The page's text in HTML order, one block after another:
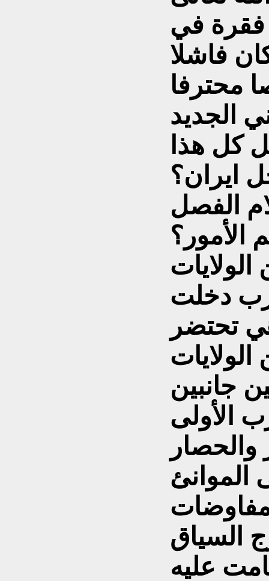
فقرة في
فاشلا
الجديد
كل هذا
ايران؟
الفصل
الولايات
دخلت
جانبين
الأولى
الموانئ
السياق